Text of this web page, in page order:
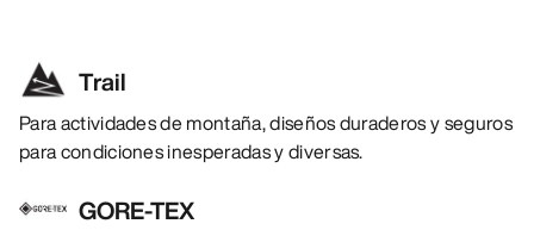
Trail
Para actividades de montaña, diseños duraderos y seguros
para condiciones inesperadas y diversas.
GORE-TEX